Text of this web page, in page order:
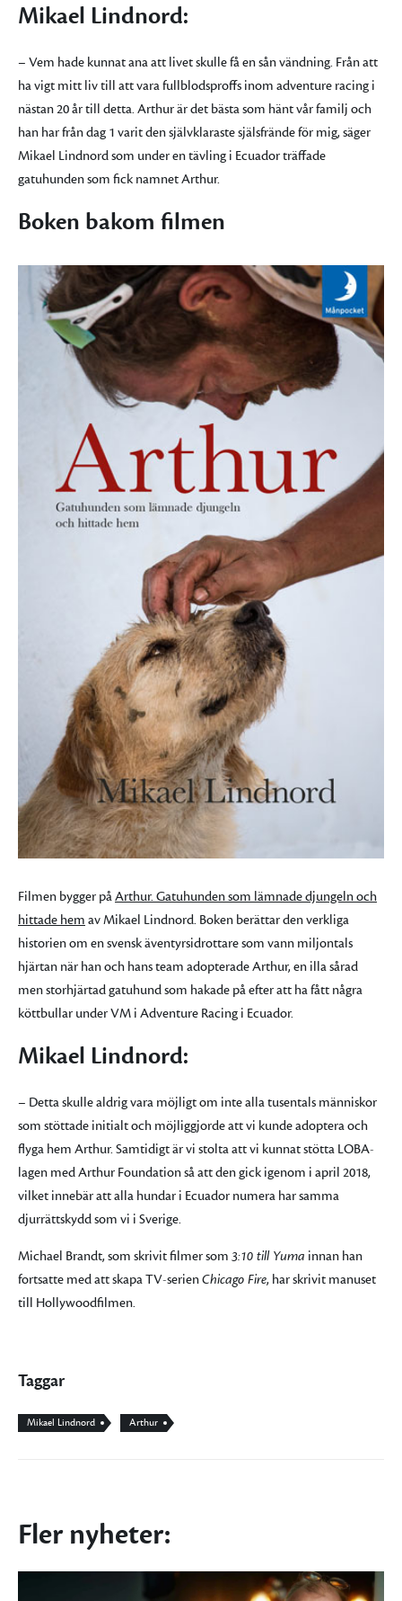
Mikael Lindnord:
– Vem hade kunnat ana att livet skulle få en sån vändning. Från att
ha vigt mitt liv till att vara fullblodsproffs inom adventure racing i
nästan 20 år till detta. Arthur är det bästa som hänt vår familj och
han har från dag 1 varit den självklaraste själsfrände för mig, säger
Mikael Lindnord som under en tävling i Ecuador träffade
gatuhunden som fick namnet Arthur.
Boken bakom filmen
Filmen bygger påArthur. Gatuhunden som lämnade djungeln och
hittade hem av Mikael Lindnord. Boken berättar den verkliga
historien om en svensk äventyrsidrottare som vann miljontals
hjärtan när han och hans team adopterade Arthur, en illa sårad
men storhjärtad gatuhund som hakade på efter att ha fått några
köttbullar under VM i Adventure Racing i Ecuador.
Mikael Lindnord:
– Detta skulle aldrig vara möjligt om inte alla tusentals människor
som stöttade initialt och möjliggjorde att vi kunde adoptera och
flyga hem Arthur. Samtidigt är vi stolta att vi kunnat stötta LOBA-
lagen med Arthur Foundation så att den gick igenom i april 2018,
vilket innebär att alla hundar i Ecuador numera har samma
djurrättskydd som vi i Sverige.
Michael Brandt, som skrivit filmer som 3:10 till Yuma innan han
fortsatte med att skapa TV-serienChicago Fire, har skrivit manuset
till Hollywoodfilmen.
Taggar
Mikael Lindnord Arthur
Fler nyheter: